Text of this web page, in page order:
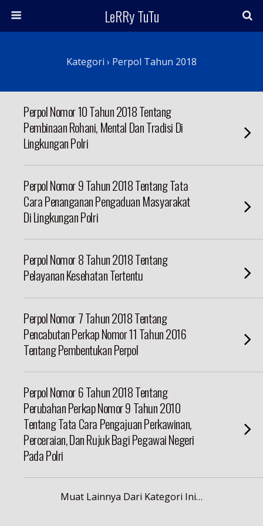
LeRRy TuTu
Kategori › Perpol Tahun 2018
Perpol Nomor 10 Tahun 2018 Tentang
Pembinaan Rohani, Mental Dan Tradisi Di
Lingkungan Polri
Perpol Nomor 9 Tahun 2018 Tentang Tata
Cara Penanganan Pengaduan Masyarakat
Di Lingkungan Polri
Perpol Nomor 8 Tahun 2018 Tentang
Pelayanan Kesehatan Tertentu
Perpol Nomor 7 Tahun 2018 Tentang
Pencabutan Perkap Nomor 11 Tahun 2016
Tentang Pembentukan Perpol
Perpol Nomor 6 Tahun 2018 Tentang
Perubahan Perkap Nomor 9 Tahun 2010
Tentang Tata Cara Pengajuan Perkawinan,
Perceraian, Dan Rujuk Bagi Pegawai Negeri
Pada Polri
Muat Lainnya Dari Kategori Ini…